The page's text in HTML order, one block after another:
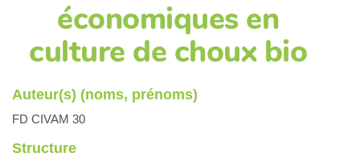
économiques en
culture de choux bio
Auteur(s) (noms, prénoms)
FD CIVAM 30
Structure